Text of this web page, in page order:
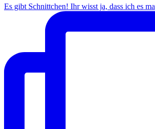
Es gibt Schnittchen! Ihr wisst ja, dass ich es ma